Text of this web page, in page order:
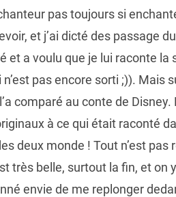
pas toujours si
et j’ai dicté des passage
et a voulu que je lui raconte
pas encore sorti ;)). Mais
comparé au conte de
à ce qui était raconté
deux monde ! Tout n’est
très belle, surtout la fin, et
envie de me replonger